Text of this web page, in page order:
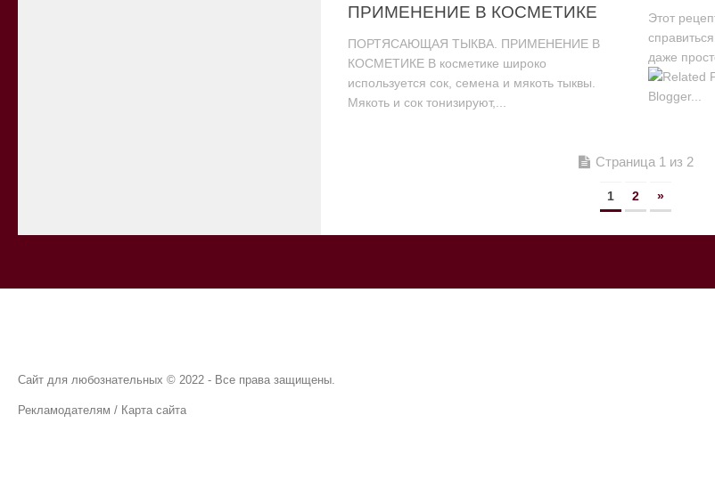
ПРИМЕНЕНИЕ В КОСМЕТИКЕ
ПОРТЯСАЮЩАЯ ТЫКВА. ПРИМЕНЕНИЕ В
КОСМЕТИКЕ В косметике широко
используется сок, семена и мякоть тыквы.
Мякоть и сок тонизируют,...
Этот
даже
Страница 1 из 2
1 2 »
Сайт для любознательных © 2022 - Все права защищены.
Рекламодателям / Карта сайта